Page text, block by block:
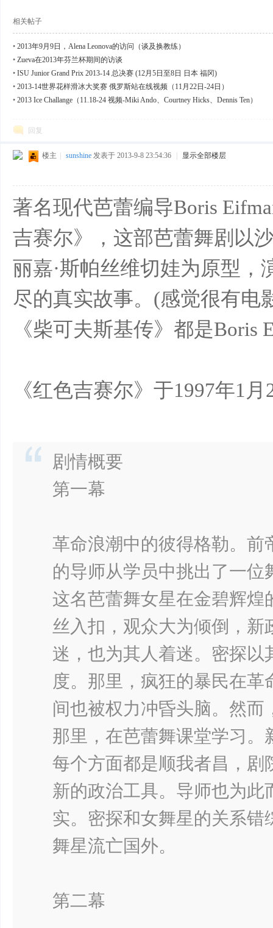
相关帖子
• 2013年9月9日，Alena Leonova的访问（谈及换教练）
• Zueva在2013年芬兰杯期间的访谈
• ISU Junior Grand Prix 2013-14 总决赛 (12月5日至8日 日本 福冈)
• 2013-14世界花样滑冰大奖赛 俄罗斯站在线视频（11月22日-24日）
• 2013 Ice Challange（11.18-24 视频-Miki Ando、Courtney Hicks、Dennis Ten）
回复
楼主 sunshine 发表于 2013-9-8 23:54:36 显示全部楼层
著名现代芭蕾编导Boris
吉赛尔》，这部芭蕾舞剧以
丽嘉·斯帕丝维切娃为原型
尽的真实故事。(感觉很有电
《柴可夫斯基传》都是Boris
《红色吉赛尔》于1997年1
剧情概要
第一幕
革命浪潮中的彼得格勒。前
的导师从学员中挑出了一
这名芭蕾舞女星在金碧辉煌
丝入扣，观众大为倾倒，
迷，也为其人着迷。密探
度。那里，疯狂的暴民在
间也被权力冲昏头脑。然
那里，在芭蕾舞课堂学习
每个方面都是顺我者昌，剧
新的政治工具。导师也为
实。密探和女舞星的关系
舞星流亡国外。
第二幕